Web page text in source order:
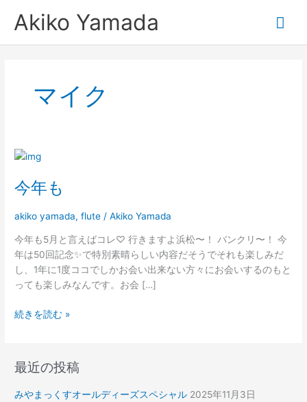
Akiko Yamada
メ
イ
マイク
今年も
akiko yamada,flute /Akiko Yamada
今年も5月と言えばコレ♡ 行きますよ浜松〜！ バンクリ〜！ 今
年は50回記念✨で特別素晴らしい内容だそうでそれも楽しみだ
し、1年に1度ココでしかお会い出来ない方々にお会いするのもと
っても楽しみなんです。お会 […]
今
も
続きを読む »
最近の投稿
みやまっくすオールディーズスペシャル 2025年11月3日